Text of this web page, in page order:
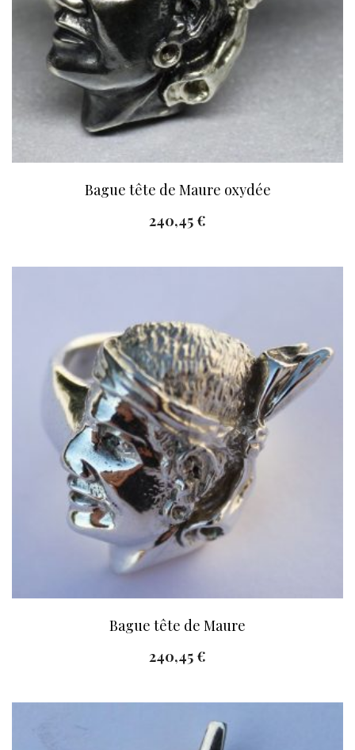
Bague tête de Maure oxydée
240,45€
Bague tête de Maure
240,45€